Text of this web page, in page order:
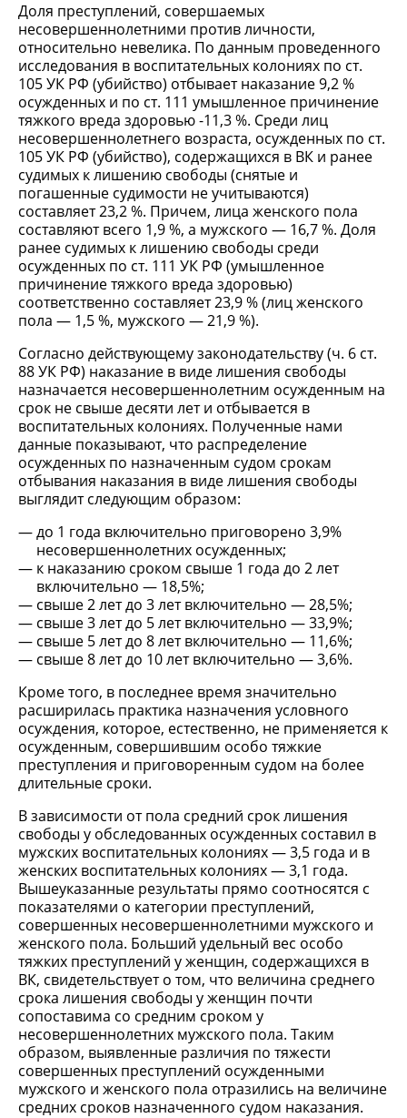
Доля преступлений, совершаемых
несовершеннолетними против личности,
относительно невелика. По данным проведенного
исследования в воспитательных колониях по ст.
105 УК РФ (убийство) отбывает наказание 9,2 %
осужденных и по ст. 111 умышленное причинение
тяжкого вреда здоровью -11,3 %. Среди лиц
несовершеннолетнего возраста, осужденных по ст.
105 УК РФ (убийство), содержащихся в ВК и ранее
судимых к лишению свободы (снятые и
погашенные судимости не учитываются)
составляет 23,2 %. Причем, лица женского пола
составляют всего 1,9 %, а мужского — 16,7 %. Доля
ранее судимых к лишению свободы среди
осужденных по ст. 111 УК РФ (умышленное
причинение тяжкого вреда здоровью)
соответственно составляет 23,9 % (лиц женского
пола — 1,5 %, мужского — 21,9 %).
Согласно действующему законодательству (ч. 6 ст.
88 УК РФ) наказание в виде лишения свободы
назначается несовершеннолетним осужденным на
срок не свыше десяти лет и отбывается в
воспитательных колониях. Полученные нами
данные показывают, что распределение
осужденных по назначенным судом срокам
отбывания наказания в виде лишения свободы
выглядит следующим образом:
до 1 года включительно приговорено 3,9%
несовершеннолетних осужденных;
к наказанию сроком свыше 1 года до 2 лет
включительно — 18,5%;
свыше 2 лет до 3 лет включительно — 28,5%;
свыше 3 лет до 5 лет включительно — 33,9%;
свыше 5 лет до 8 лет включительно — 11,6%;
свыше 8 лет до 10 лет включительно — 3,6%.
Кроме того, в последнее время значительно
расширилась практика назначения условного
осуждения, которое, естественно, не применяется к
осужденным, совершившим особо тяжкие
преступления и приговоренным судом на более
длительные сроки.
В зависимости от пола средний срок лишения
свободы у обследованных осужденных составил в
мужских воспитательных колониях — 3,5 года и в
женских воспитательных колониях — 3,1 года.
Вышеуказанные результаты прямо соотносятся с
показателями о категории преступлений,
совершенных несовершеннолетними мужского и
женского пола. Больший удельный вес особо
тяжких преступлений у женщин, содержащихся в
ВК, свидетельствует о том, что величина среднего
срока лишения свободы у женщин почти
сопоставима со средним сроком у
несовершеннолетних мужского пола. Таким
образом, выявленные различия по тяжести
совершенных преступлений осужденными
мужского и женского пола отразились на величине
средних сроков назначенного судом наказания.